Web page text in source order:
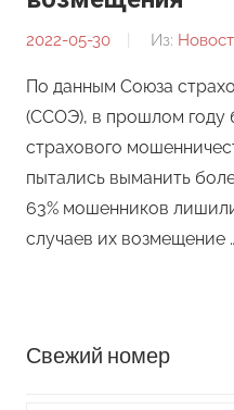
2022-05-30
От:
Из:
По данным Союза
(ССОЭ), в прошлом году
страхового
пытались выманить
63% мошенников
случаев их возмещение
Свежий номер